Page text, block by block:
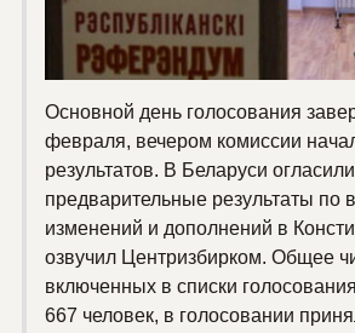
Основной день голосования
февраля, вечером комиссии
результатов. В Беларуси огласили
предварительные результаты по
изменений и дополнений в
озвучил Центризбирком. Общее
включенных в списки
667 человек, в голосовании